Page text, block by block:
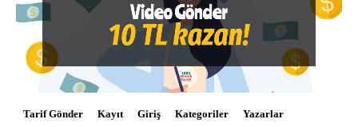
Tarif Gönder Kayıt Giriş Kategoriler Yazarlar